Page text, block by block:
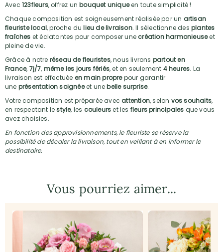
Avec 123fleurs, offrez unbouquet uniqueen toute simplicité !
Chaque composition est soigneusement réalisée par un artisan
fleuriste local, proche dulieu de livraison. Il sélectionne desplantes
fraîches et éclatantes pour composer une création harmonieuseet
pleine de vie.
Grâce à notre réseau de fleuristes, nous livrons partout en
France, 7j/7, même les jours fériés, et en seulement 4 heures. La
livraison est effectuée en main proprepour garantir
une présentation soignéeet unebelle surprise.
Votre composition est préparée avec attention, selon vos souhaits,
en respectant lestyle, les couleurset les fleurs principales que vous
avez choisies.
En fonction des approvisionnements, le fleuriste se réserve la
possibilité de décaler la livraison, tout en veillant à en informer le
destinataire.
Vous pourriez aimer...